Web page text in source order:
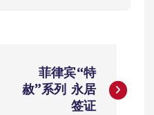
菲律宾“特
赦”系列 永居
签证